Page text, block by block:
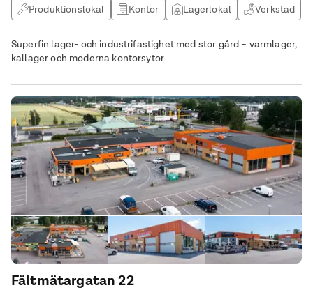
Produktionslokal Kontor Lagerlokal Verkstad
Superfin lager- och industrifastighet med stor gård – varmlager,
kallager och moderna kontorsytor
Fältmätargatan 22